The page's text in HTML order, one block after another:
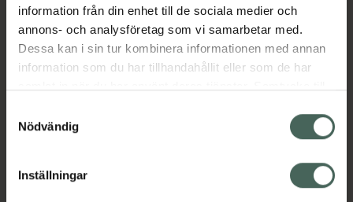
information från din enhet till de sociala medier och
annons- och analysföretag som vi samarbetar med.
Dessa kan i sin tur kombinera informationen med annan
information som du har tillhandahållit eller som de har
återkalla ditt samtycke via webbplatsens
cookieinställningar. Ett återkallat samtycke påverkar inte
lagligheten av behandling som skett innan återkallelsen.
Nödvändig
Inställningar
05055565798249
Kronans Apotek finns här för dig. Du hittar oss från Skåne i